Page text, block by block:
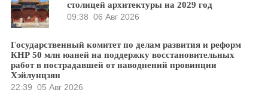
столицей архитектуры на 2029 год
09:38 06 Авг 2026
Государственный комитет по делам развития и реформ
КНР 50 млн юаней на поддержку восстановительных
работ в пострадавшей от наводнений провинции
Хэйлунцзян
22:39 05 Авг 2026